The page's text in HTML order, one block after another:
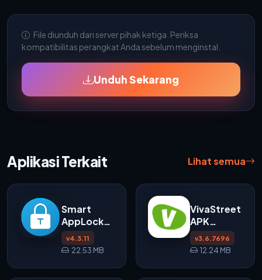
File diunduh dari server pihak ketiga. Periksa
kompatibilitas perangkat Anda sebelum menginstal.
Unduh Sekarang
Aplikasi Terkait Lihat semua
Smart
AppLock
APK
v4.3.11
Android
v4.3.11
22.53 MB
VivaStreet
APK
Download
untuk
v3.6.7696
12.24 MB